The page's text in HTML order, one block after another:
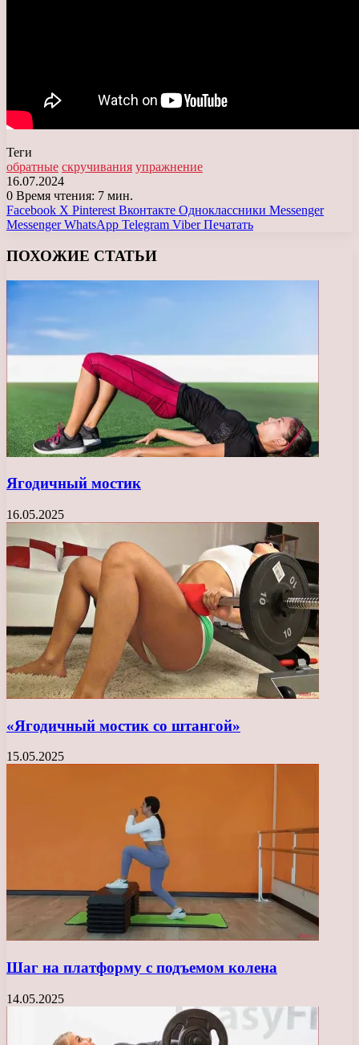
Теги
обратные скручивания упражнение
16.07.2024
0 Время чтения: 7 мин.
Facebook X Pinterest Вконтакте Одноклассники Messenger
Messenger WhatsApp Telegram Viber Печатать
ПОХОЖИЕ СТАТЬИ
Ягодичный мостик
16.05.2025
«Ягодичный мостик со штангой»
15.05.2025
Шаг на платформу с подъемом колена
14.05.2025